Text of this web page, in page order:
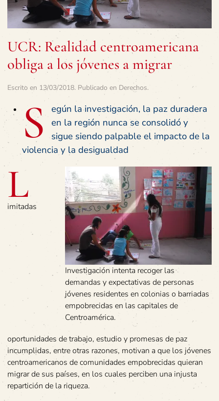
UCR: Realidad centroamericana
obliga a los jóvenes a migrar
Escrito en 13/03/2018. Publicado en Derechos.
S
egún la investigación, la paz duradera
en la región nunca se consolidó y
sigue siendo palpable el impacto de la
violencia y la desigualdad
Investigación intenta recoger las
demandas y expectativas de personas
jóvenes residentes en colonias o barriadas
empobrecidas en las capitales de
Centroamérica.
L
imitadas
oportunidades de trabajo, estudio y promesas de paz
incumplidas, entre otras razones, motivan a que los jóvenes
centroamericanos de comunidades empobrecidas quieran
migrar de sus países, en los cuales perciben una injusta
repartición de la riqueza.